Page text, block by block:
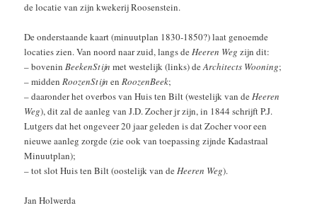
de locatie van zijn kwekerij Roosenstein.
De onderstaande kaart (minuutplan 1830-1850?) laat genoemde
locaties zien. Van noord naar zuid, langs deHeeren Weg zijn dit:
– boveninBeekenStijn met westelijk (links) deArchitects Wooning;
– middenRoozenStijn enRoozenBeek;
– daaronder het overbos van Huis ten Bilt (westelijk van deHeeren
Weg), dit zal de aanleg van J.D. Zocher jr zijn, in 1844 schrijft P.J.
Lutgers dat het ongeveer 20 jaar geleden is dat Zocher voor een
nieuwe aanleg zorgde (zie ook van toepassing zijnde Kadastraal
Minuutplan);
– tot slot Huis ten Bilt (oostelijk van deHeeren Weg).
Jan Holwerda